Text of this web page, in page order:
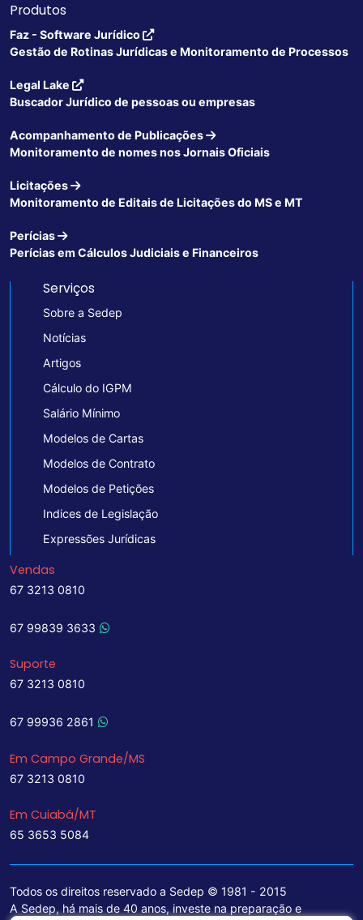
Produtos
Faz - Software Jurídico
Gestão de Rotinas Jurídicas e Monitoramento de Processos
Legal Lake
Buscador Jurídico de pessoas ou empresas
Acompanhamento de Publicações
Monitoramento de nomes nos Jornais Oficiais
Licitações
Monitoramento de Editais de Licitações do MS e MT
Perícias
Perícias em Cálculos Judiciais e Financeiros
Serviços
Sobre a Sedep
Notícias
Artigos
Cálculo do IGPM
Salário Mínimo
Modelos de Cartas
Modelos de Contrato
Modelos de Petições
Indices de Legislação
Expressões Jurídicas
Vendas
67 3213 0810
67 99839 3633
Suporte
67 3213 0810
67 99936 2861
Em Campo Grande/MS
67 3213 0810
Em Cuiabá/MT
65 3653 5084
Todos os direitos reservado a Sedep © 1981 - 2015
A Sedep, há mais de 40 anos, investe na preparação e